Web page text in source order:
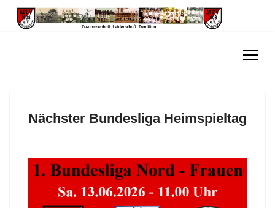
Nächster Bundesliga Heimspieltag